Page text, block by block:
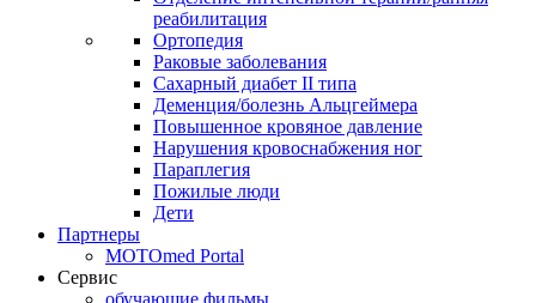
реабилитация
Ортопедия
Раковые заболевания
Сахарный диабет II типа
Деменция/болезнь Альцгеймера
Повышенное кровяное давление
Нарушения кровоснабжения ног
Параплегия
Пожилые люди
Дети
Партнеры
MOTOmed Portal
Сервис
обучающие фильмы